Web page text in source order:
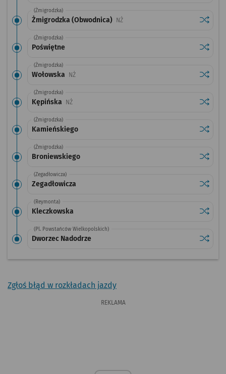
(Żmigrodzka)
Żmigrodzka (Obwodnica) NŻPrzystanek na życzenie
(Żmigrodzka)
Poświętne
(Żmigrodzka)
Wołowska NŻPrzystanek na życzenie
(Żmigrodzka)
Kępińska NŻPrzystanek na życzenie
(Żmigrodzka)
Kamieńskiego
(Żmigrodzka)
Broniewskiego
(Zegadłowicza)
Zegadłowicza
(Reymonta)
Kleczkowska
(Pl. Powstańców Wielkopolskich)
Dworzec Nadodrze
Zgłoś błąd w rozkładach jazdy
REKLAMA